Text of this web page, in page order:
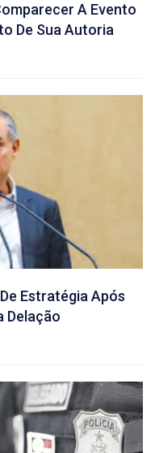
A Evento
De Sua Autoria
Estratégia Após
Delação